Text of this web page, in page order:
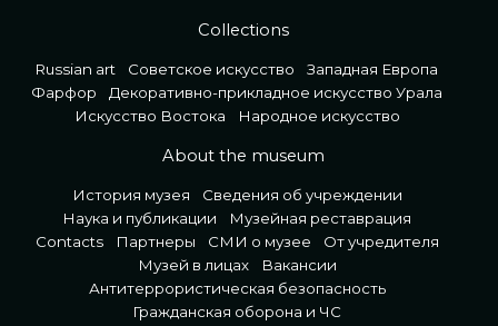
Collections
Russian art Советское искусство
Западная Европа
Фарфор
Декоративно-прикладное искусство Урала
Искусство Востока
Народное искусство
About the museum
История музея
Сведения об учреждении
Наука и публикации
Музейная реставрация
Contacts
Партнеры СМИ о музее
От учредителя
Музей в лицах
Вакансии
Антитеррористическая безопасность
Гражданская оборона и ЧС